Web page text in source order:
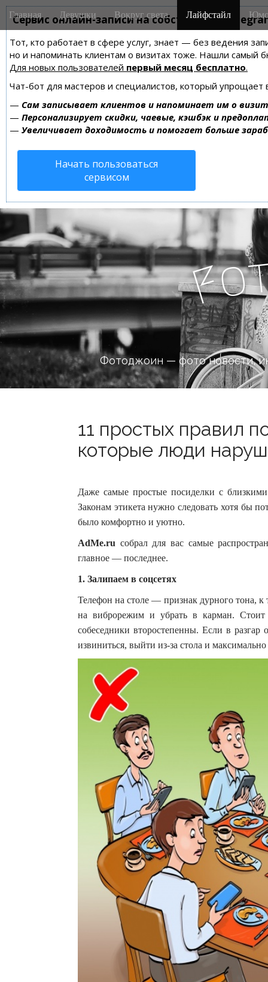
Сервис онлайн-записи на собственном
Тот, кто работает в сфере услуг, знает — без ведения
но и напоминать клиентам о визитах тоже. Нашли самый
Для новых пользователей первый месяц бесплатно.
Чат-бот для мастеров и специалистов, который упрощает
— Сам записывает клиентов и напоминает им о
— Персонализирует скидки, чаевые, кэшбэк и
— Увеличивает доходимость и помогает больше
Начать пользоваться
сервисом
M
a
n
m
e
n
u
i
Главная Девушки Вокруг света Лайфстайл
Fo
Фотоджоин — фото новости,
11 простых правил
которые люди
Даже самые простые посиделки с
Законам этикета нужно следовать хотя бы
было комфортно и уютно.
AdMe.ru собрал для вас самые
главное — последнее.
1. Залипаем в соцсетях
Телефон на столе — признак дурного тона,
на виброрежим и убрать в карман. Стоит
собеседники второстепенны. Если в разгар
извиниться, выйти из-за стола и